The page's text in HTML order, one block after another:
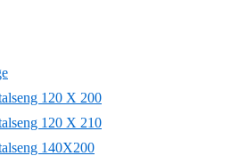
120 X 200
120 X 210
140X200